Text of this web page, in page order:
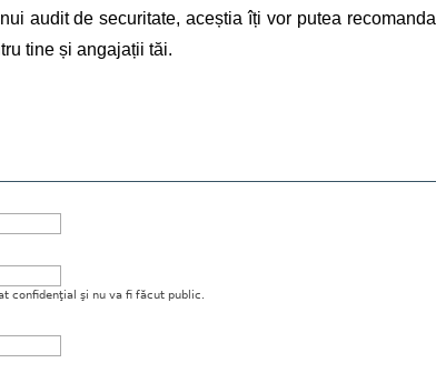
audit de securitate, aceștia îți vor putea recomanda
tine și angajații tăi.
confidenţial şi nu va fi făcut public.